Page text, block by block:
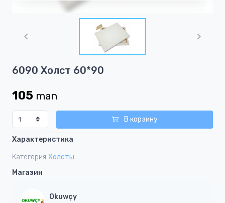
1
1
6090 Холст 60*90
105 man
В корзину
Характеристика
Категория Холсты
Магазин
Okuwçy